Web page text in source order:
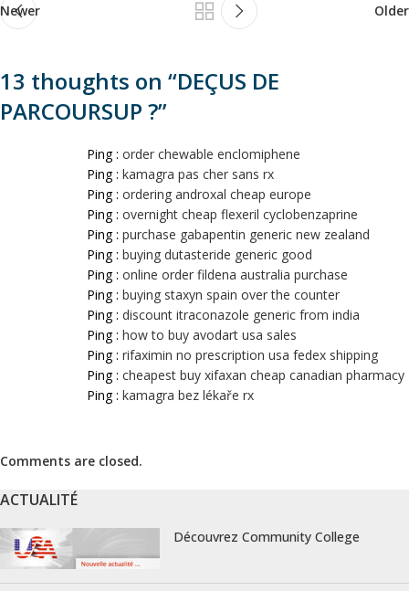
Newer Older
13 thoughts on “DEÇUS DE
PARCOURSUP ?”
Ping : order chewable enclomiphene
Ping : kamagra pas cher sans rx
Ping : ordering androxal cheap europe
Ping : overnight cheap flexeril cyclobenzaprine
Ping : purchase gabapentin generic new zealand
Ping : buying dutasteride generic good
Ping : online order fildena australia purchase
Ping : buying staxyn spain over the counter
Ping : discount itraconazole generic from india
Ping : how to buy avodart usa sales
Ping : rifaximin no prescription usa fedex shipping
Ping : cheapest buy xifaxan cheap canadian pharmacy
Ping : kamagra bez lékaře rx
Comments are closed.
ACTUALITÉ
Découvrez Community College